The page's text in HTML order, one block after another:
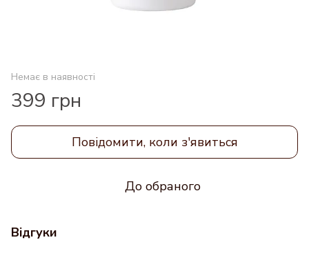
Немає в наявності
399 грн
Повідомити, коли з'явиться
До обраного
Відгуки